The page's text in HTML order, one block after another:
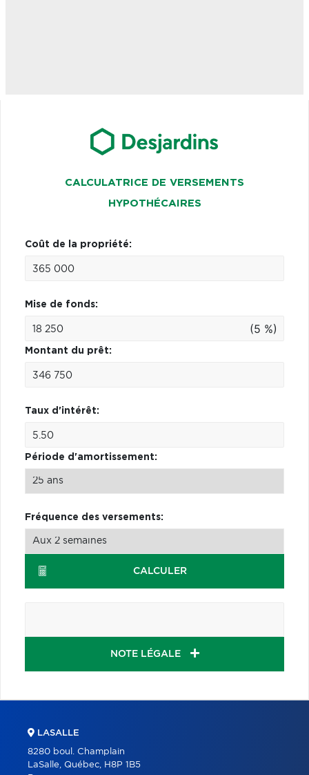
CALCULATRICE DE VERSEMENTS
HYPOTHÉCAIRES
Coût de la propriété:
Mise de fonds:
(5 %)
Montant du prêt:
Taux d'intérêt:
Période d'amortissement:
Fréquence des versements:
CALCULER
NOTE LÉGALE
LASALLE
8280 boul. Champlain
LaSalle, Québec, H8P 1B5